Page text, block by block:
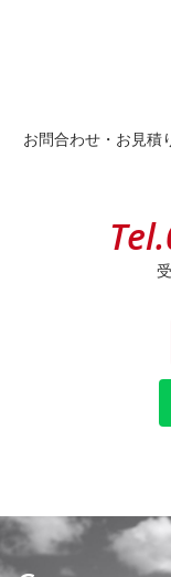
お問合わせ・お見積
Tel.